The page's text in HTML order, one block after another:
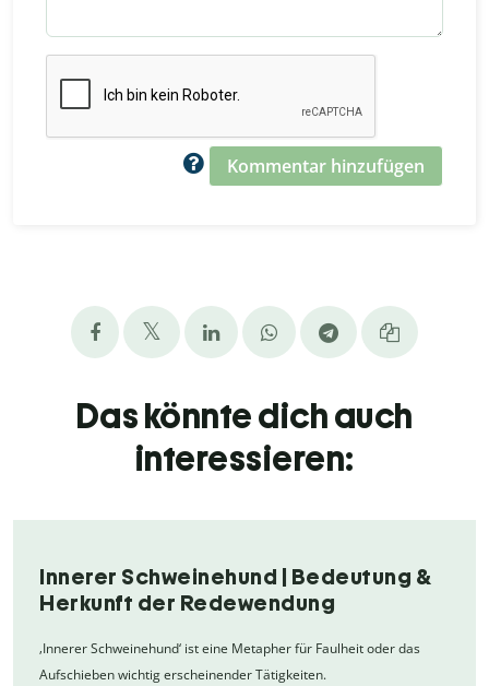
Kommentar hinzufügen
Das könnte dich auch
interessieren:
Innerer Schweinehund | Bedeutung &
Herkunft der Redewendung
‚Innerer Schweinehund‘ ist eine Metapher für Faulheit oder das
Aufschieben wichtig erscheinender Tätigkeiten.